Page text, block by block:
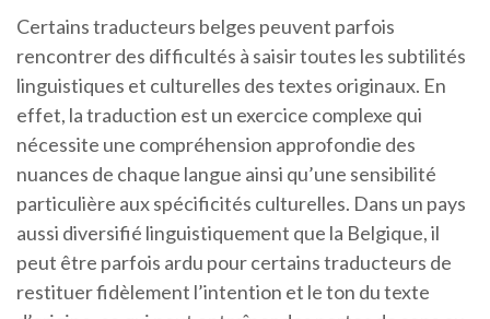
Certains traducteurs belges peuvent parfois
rencontrer des difficultés à saisir toutes les subtilités
linguistiques et culturelles des textes originaux. En
effet, la traduction est un exercice complexe qui
nécessite une compréhension approfondie des
nuances de chaque langue ainsi qu’une sensibilité
particulière aux spécificités culturelles. Dans un pays
aussi diversifié linguistiquement que la Belgique, il
peut être parfois ardu pour certains traducteurs de
restituer fidèlement l’intention et le ton du texte